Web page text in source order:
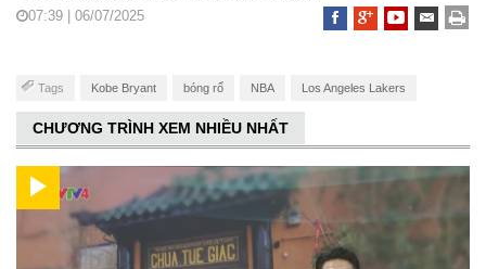
07:39 | 06/07/2025
Tags Kobe Bryant bóng rổ NBA Los Angeles Lakers
CHƯƠNG TRÌNH XEM NHIỀU NHẤT